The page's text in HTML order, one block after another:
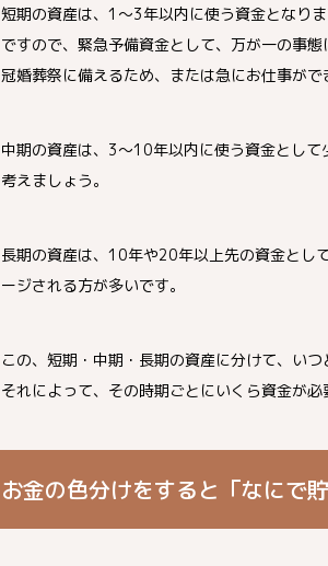
短期の資産は、1〜3年以内に使う資金となり
ですので、緊急予備資金として、万が一の事態
冠婚葬祭に備えるため、または急にお仕事が
中期の資産は、3〜10年以内に使う資金とし
考えましょう。
長期の資産は、10年や20年以上先の資金とし
ージされる方が多いです。
この、短期・中期・長期の資産に分けて、い
それによって、その時期ごとにいくら資金が必
お金の色分けをすると「なにで